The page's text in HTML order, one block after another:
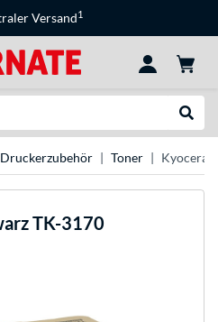
Versand1
Druckerzubehör Toner Kyocera
TK-3170